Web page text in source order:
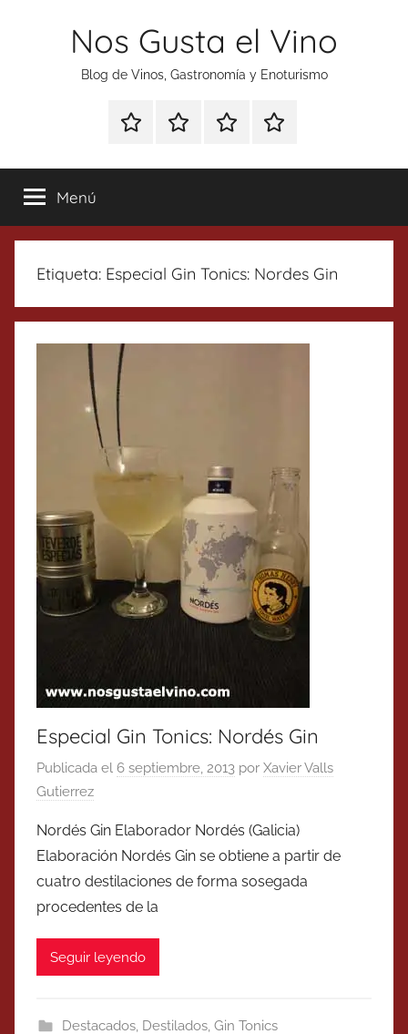
Nos Gusta el Vino
Blog de Vinos, Gastronomía y Enoturismo
Especial
Tonics
Enoturismo
Gastronomía
RankingContacto
Menú
Etiqueta: Especial Gin Tonics: Nordes Gin
Especial Gin Tonics: Nordés Gin
Publicada el 6 septiembre, 2013 por Xavier Valls
Gutierrez
Nordés Gin Elaborador Nordés (Galicia)
Elaboración Nordés Gin se obtiene a partir de
cuatro destilaciones de forma sosegada
procedentes de la
Seguir leyendo
Destacados, Destilados, Gin Tonics